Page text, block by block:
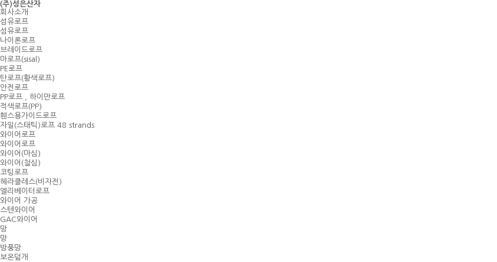
(주)성은산자
회사소개
섬유로프
섬유로프
나이론로프
브레이드로프
마로프(sisal)
PE로프
탄로프(황색로프)
안전로프
PP로프 , 하이만로프
적색로프(PP)
휀스용가이드로프
자일(스태틱)로프 48 strands
와이어로프
와이어로프
와이어(마심)
와이어(철심)
코팅로프
헤라클레스(비자전)
엘리베이터로프
와이어 가공
스텐와이어
GAC와이어
망
망
방풍망
보온덮개